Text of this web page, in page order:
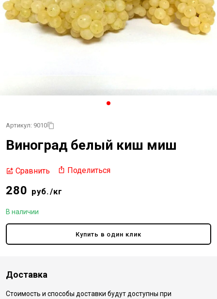
Артикул: 9010
Виноград белый киш миш
Сравнить Поделиться
280 руб./кг
В наличии
Купить в один клик
Доставка
Стоимость и способы доставки будут доступны при